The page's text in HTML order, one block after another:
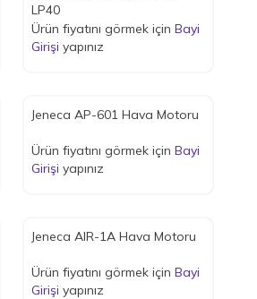
LP40
Ürün fiyatını görmek için Bayi
Girişi yapınız
Jeneca AP-601 Hava Motoru
Ürün fiyatını görmek için Bayi
Girişi yapınız
Jeneca AIR-1A Hava Motoru
Ürün fiyatını görmek için Bayi
Girişi yapınız